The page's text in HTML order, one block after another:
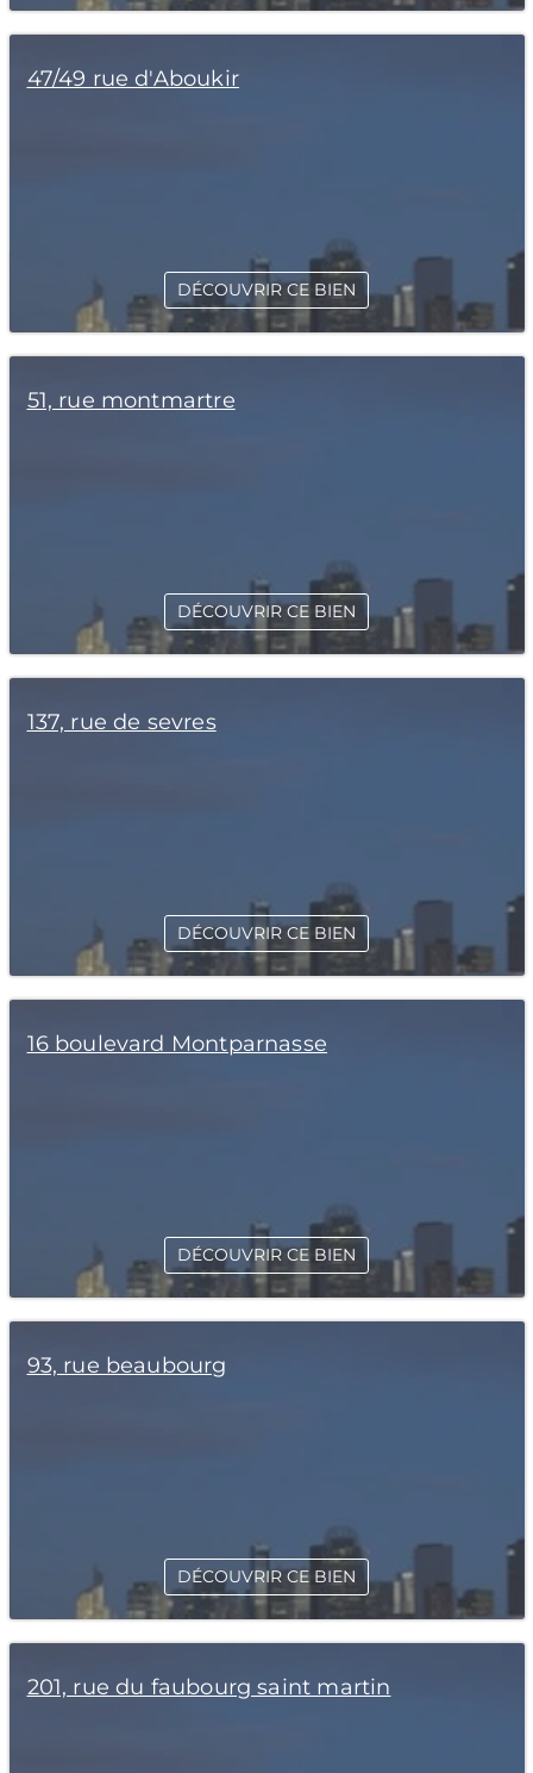
47/49 rue d'Aboukir
DÉCOUVRIR CE BIEN
51, rue montmartre
DÉCOUVRIR CE BIEN
137, rue de sevres
DÉCOUVRIR CE BIEN
16 boulevard Montparnasse
DÉCOUVRIR CE BIEN
93, rue beaubourg
DÉCOUVRIR CE BIEN
201, rue du faubourg saint martin